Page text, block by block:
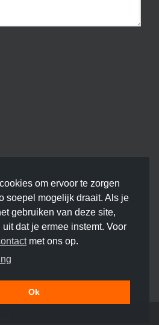
om ervoor te zorgen
soepel mogelijk draait. Als je
gebruiken van deze site,
dat je ermee instemt. Voor
met ons op.
Ok